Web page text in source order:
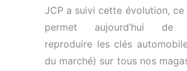
JCP a suivi cette évolution, ce
permet aujourd’hui de
reproduire les clés
du marché) sur tous nos